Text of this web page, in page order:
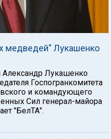
медведей" Лукашенко
Александр Лукашенко
Госпогранкомитета
и командующего
Сил генерал-майора
"БелТА".